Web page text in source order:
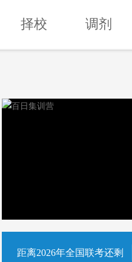
择校 调剂
距离2026年全国联考还剩